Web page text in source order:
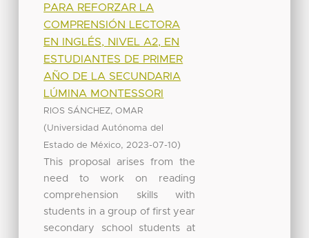
PARA REFORZAR LA
COMPRENSIÓN LECTORA
EN INGLÉS, NIVEL A2, EN
ESTUDIANTES DE PRIMER
AÑO DE LA SECUNDARIA
LÚMINA MONTESSORI
RIOS SÁNCHEZ, OMAR
(Universidad Autónoma del
Estado de México, 2023-07-10)
This proposal arises from the
need to work on reading
comprehension skills with
students in a group of first year
secondary school students at